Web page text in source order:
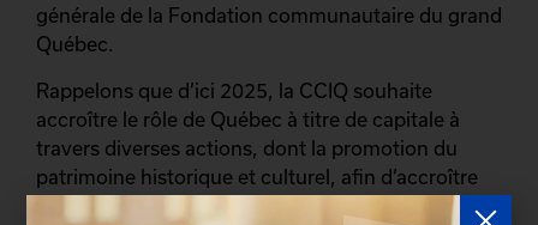
générale de la Fondation communautaire du grand
Québec.
Rappelons que d’ici 2025, la CCIQ souhaite
accroître le rôle de Québec à titre de capitale à
travers diverses actions, dont la promotion du
patrimoine historique et culturel, afin d’accroître